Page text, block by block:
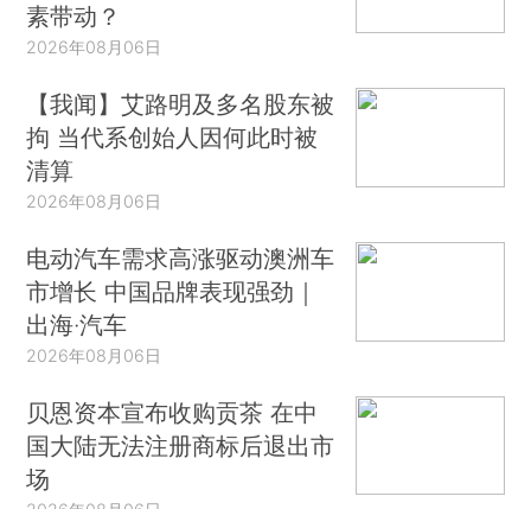
素带动？
2026年08月06日
【我闻】艾路明及多名股东被
拘 当代系创始人因何此时被
清算
2026年08月06日
电动汽车需求高涨驱动澳洲车
市增长 中国品牌表现强劲｜
出海·汽车
2026年08月06日
贝恩资本宣布收购贡茶 在中
国大陆无法注册商标后退出市
场